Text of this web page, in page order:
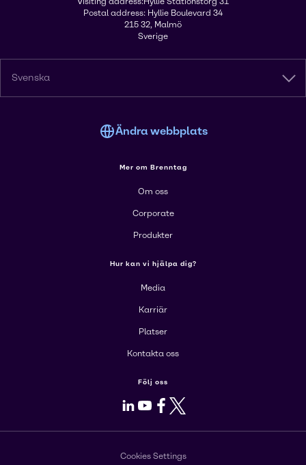
Postal address: Hyllie Boulevard 34
215 32, Malmö
Sverige
Svenska
Ändra webbplats
Mer om Brenntag
Om oss
Corporate
Produkter
Hur kan vi hjälpa dig?
Media
Karriär
Platser
Kontakta oss
Följ oss
LinkedIn
Youtube
Facebook
X
Cookies Settings